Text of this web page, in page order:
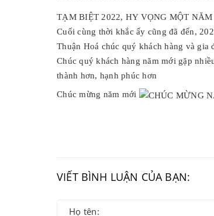
TẠM BIỆT 2022, HY VỌNG MỘT
Cuối cùng thời khắc ấy cũng đã đến,
Thuận Hoá chúc quý khách hàng và gia
Chúc quý khách hàng năm mới gặp
thành hơn, hạnh phúc hơn
Chúc mừng năm mới
VIẾT BÌNH LUẬN CỦA BẠN: